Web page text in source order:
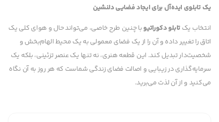
یک تابلوی ایده‌آل برای ایجاد فضایی دلنشین
انتخاب یکتابلو دکوراتیوبا چنین طرح خاصی، می‌تواند حال و هوای کلی یک
اتاق را تغییر داده و آن را از یک فضای معمولی به یک محیط الهام‌بخش و
شخصیت‌دار تبدیل کند. این قطعه هنری، نه تنها یک عنصر تزئینی، بلکه یک
سرمایه‌گذاری در زیبایی و اصالت فضای زندگی شماست که هر روز به آن نگاه
می‌کنید و از آن لذت می‌برید.